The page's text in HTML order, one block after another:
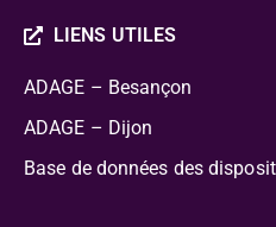
LIENS UTILES
ADAGE – Besançon
ADAGE – Dijon
Base de données des